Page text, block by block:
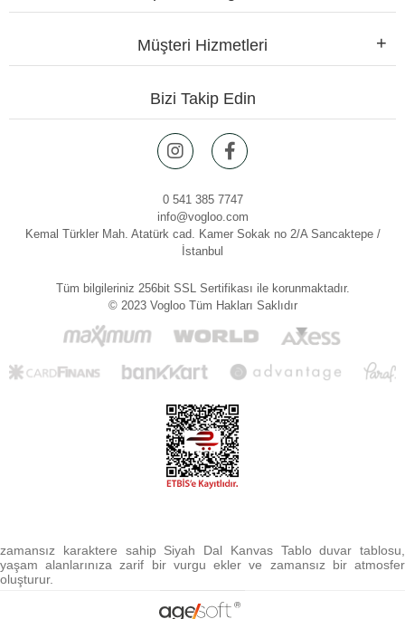
Müşteri Hizmetleri
Bizi Takip Edin
0 541 385 7747
info@vogloo.com
Kemal Türkler Mah. Atatürk cad. Kamer Sokak no 2/A Sancaktepe /
İstanbul
Tüm bilgileriniz 256bit SSL Sertifikası ile korunmaktadır.
© 2023 Vogloo Tüm Hakları Saklıdır
zamansız karaktere sahip Siyah Dal Kanvas Tablo duvar tablosu,
yaşam alanlarınıza zarif bir vurgu ekler ve zamansız bir atmosfer
oluşturur.